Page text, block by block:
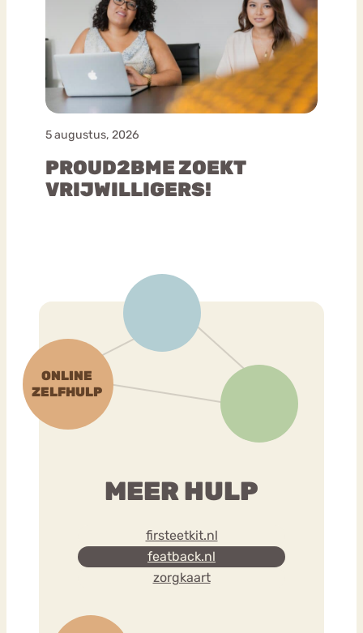
5 augustus, 2026
PROUD2BME ZOEKT
VRIJWILLIGERS!
MEER HULP
firsteetkit.nl
featback.nl
zorgkaart